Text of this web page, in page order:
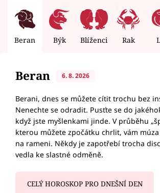
Beran Býk Blíženci Rak
Beran 6. 8. 2026
Berani, dnes se můžete cítit trochu bez
Nenechte se odradit. Pusťte se do
když jste myšlenkami jinde. V průběhu
kterou můžete zpočátku chrlit, vám
na rameni. Někdy je zapotřebí trocha
vedla ke slastné odměně.
CELÝ HOROSKOP PRO DNEŠNÍ DEN